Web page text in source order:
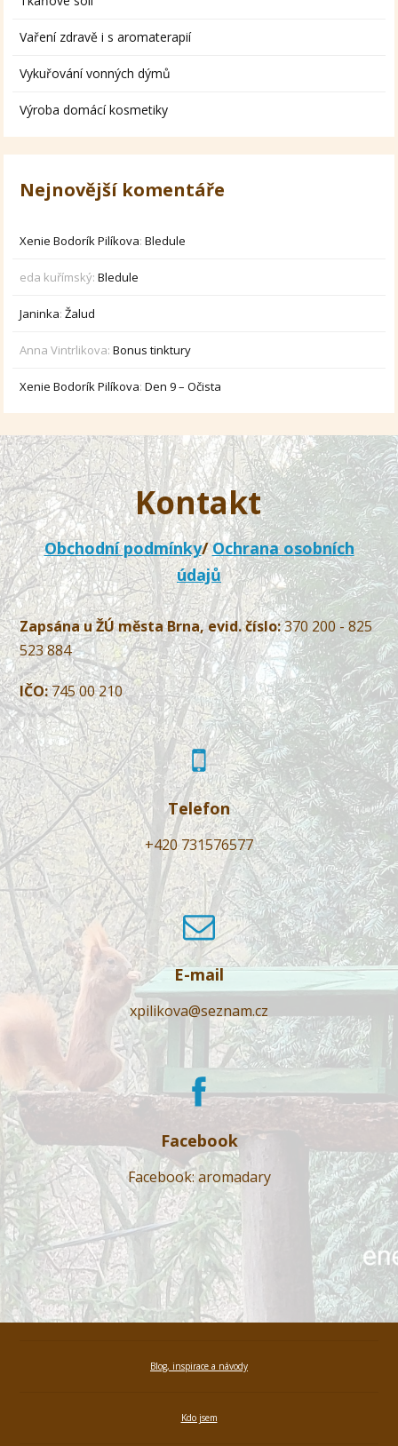
Vaření zdravě i s aromaterapií
Vykuřování vonných dýmů
Výroba domácí kosmetiky
Nejnovější komentáře
Xenie Bodorík Pilíkova:Bledule
eda kuřímský:Bledule
Janinka:Žalud
Anna Vintrlikova:Bonus tinktury
Xenie Bodorík Pilíkova:Den 9 – Očista
Kontakt
Obchodní podmínky/Ochrana osobních
údajů
Zapsána u ŽÚ města Brna, evid. číslo:370 200 - 825
523 884
IČO:745 00 210
Telefon
+420 731576577
E-mail
xpilikova@seznam.cz
Facebook
Facebook: aromadary
Blog, inspirace a návody
Kdo jsem